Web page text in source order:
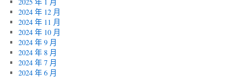
2024 年 12 月
2024 年 11 月
2024 年 10 月
2024 年 9 月
2024 年 8 月
2024 年 7 月
2024 年 6 月